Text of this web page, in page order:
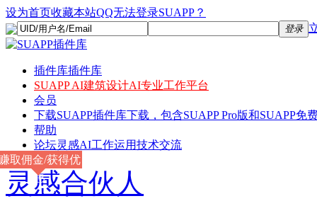
设为首页收藏本站QQ无法登录SUAPP？
登录
插件库插件库
SUAPP AI建筑设计AI专业工作平台
会员
下载SUAPP插件库下载，包含SUAPP Pro版和SUAPP免
帮助
论坛灵感AI工作运用技术交流
灵感合伙人
取佣金/获得优
惠